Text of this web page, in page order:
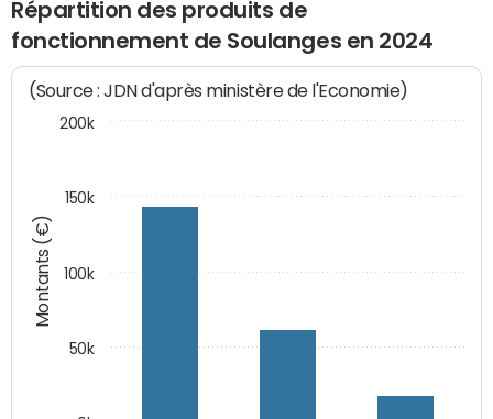
Répartition des produits de
fonctionnement de Soulanges en 2024
Montants (€)
(Source : JDN d'après ministère de l'Economie)
50k
100k
150k
200k